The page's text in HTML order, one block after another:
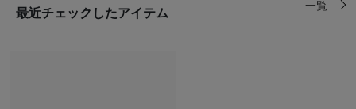
最近チェックしたアイテム
一覧